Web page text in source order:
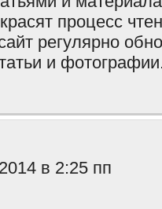
процесс
регулярно
и
в 2:25 пп